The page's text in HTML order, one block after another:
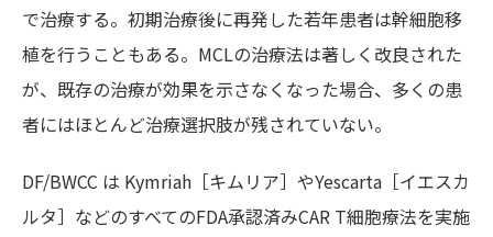
で治療する。初期治療後に再発した若年患者は幹細胞移
植を行うこともある。MCLの治療法は著しく改良された
が、既存の治療が効果を示さなくなった場合、多くの患
者にはほとんど治療選択肢が残されていない。
DF/BWCC は Kymriah［キムリア］やYescarta［イエスカ
ルタ］などのすべてのFDA承認済みCAR T細胞療法を実施